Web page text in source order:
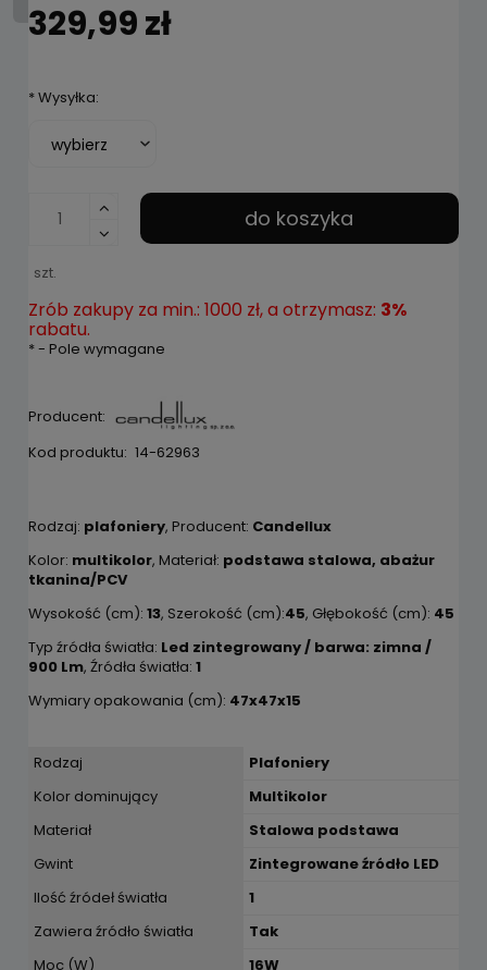
329,99 zł
*Wysyłka:
szt.
do koszyka
Zrób zakupy za min.: 1000 zł, a otrzymasz: 3%
rabatu.
*- Pole wymagane
Producent:
Kod produktu: 14-62963
Rodzaj: plafoniery, Producent: Candellux
Kolor: multikolor, Materiał: podstawa stalowa, abażur
tkanina/PCV
Wysokość (cm): 13, Szerokość (cm):45, Głębokość (cm): 45
Typ źródła światła: Led zintegrowany / barwa: zimna /
900 Lm, Źródła światła: 1
Wymiary opakowania (cm): 47x47x15
Rodzaj
Plafoniery
Kolor dominujący
Multikolor
Materiał
Stalowa podstawa
Gwint
Zintegrowane źródło LED
Ilość źródeł światła
1
Zawiera źródło światła
Tak
Moc (W)
16W